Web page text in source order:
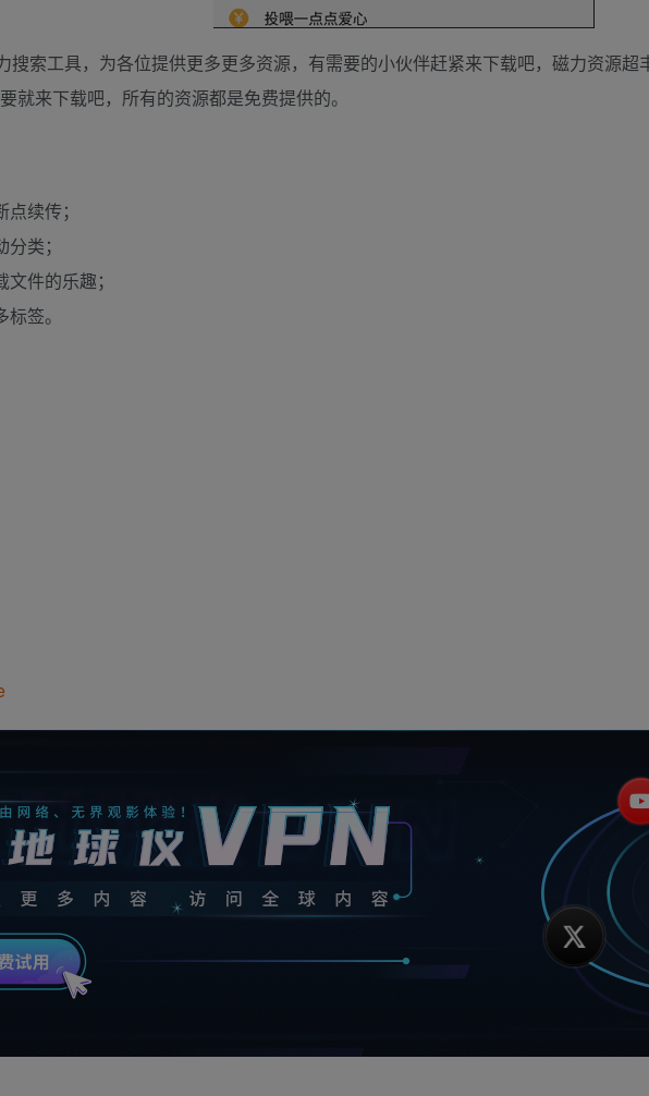
搜索工具，为各位提供更多更多资源，有需要的小伙伴赶紧来下载吧，磁力资源
就来下载吧，所有的资源都是免费提供的。
续传；
类；
件的乐趣；
签。